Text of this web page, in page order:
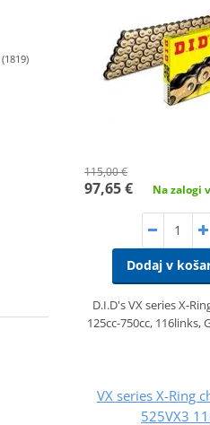
(1819)
115,00 €
97,65 € Na zalogi
Dodaj v
D.I.D's VX series X-
125cc-750cc, 116links,
VX series X-Ring
525VX3